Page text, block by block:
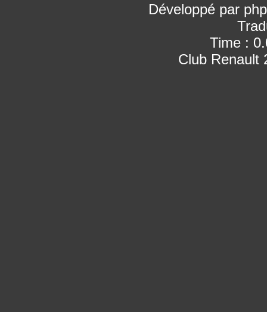
Développé par
Time :
Club Renault